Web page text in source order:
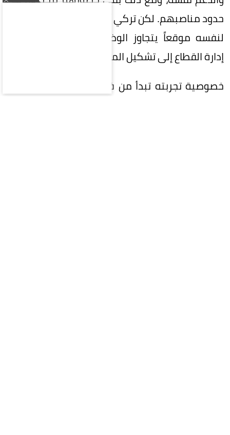
حدود مناصبهم. لكن تركي آل الشيخ، استطاع أن يبني
لنفسه موقعاً يتجاوز الوظيفة إلى التأثير، ويتجاوز
إدارة القطاع إلى تشكيل المزاج العام المحيط به.
خصوصية تجربته تبدأ من فهمه المبكر للفارق بين